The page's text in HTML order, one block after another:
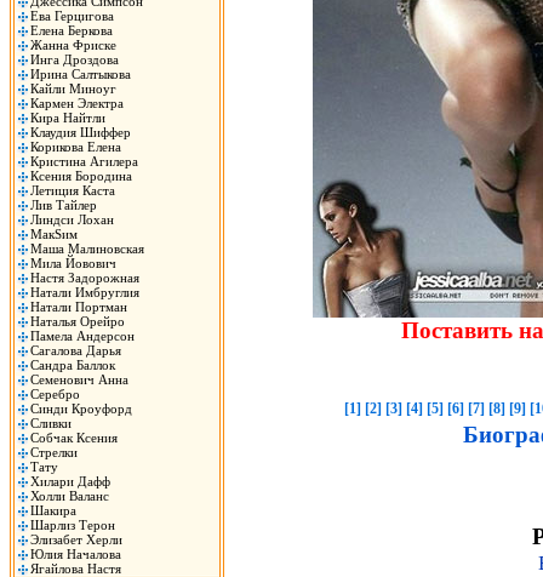
Ева Герцигова
Елена Беркова
Жанна Фриске
Инга Дроздова
Ирина Салтыкова
Кайли Миноуг
Кармен Электра
Кира Найтли
Клаудия Шиффер
Корикова Елена
Кристина Агилера
Ксения Бородина
Летиция Каста
Лив Тайлер
Линдси Лохан
МакSим
Маша Малиновская
Мила Йовович
Настя Задорожная
Натали Имбруглия
Натали Портман
Наталья Орейро
Памела Андерсон
Сагалова Дарья
Сандра Баллок
Семенович Анна
Серебро
Синди Кроуфорд
Сливки
Собчак Ксения
Стрелки
Тату
Хилари Дафф
Холли Валанс
Шакира
Шарлиз Терон
Элизабет Херли
Юлия Началова
Ягайлова Настя
Поставить
[1] [2] [3] [4] [5] [6] [7] [8] [9]